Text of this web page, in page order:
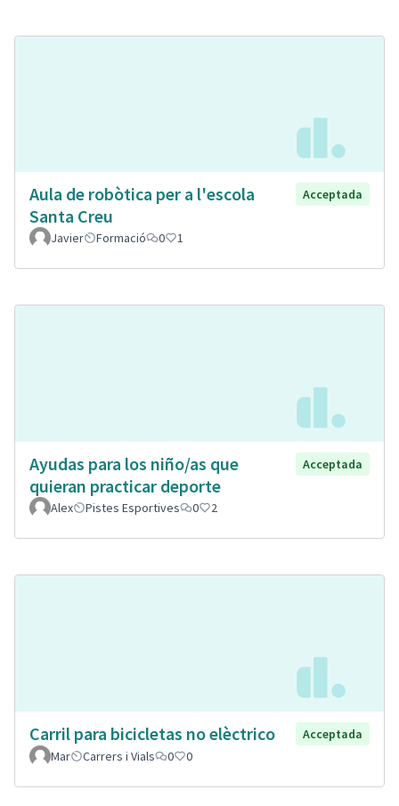
Aula de robòtica per a l'escola
Santa Creu
Acceptada
Javier Formació 0 1
Ayudas para los niño/as que
quieran practicar deporte
Acceptada
Alex Pistes Esportives 0 2
Carril para bicicletas no elèctrico
Acceptada
Mar
Carrers i Vials 0 0